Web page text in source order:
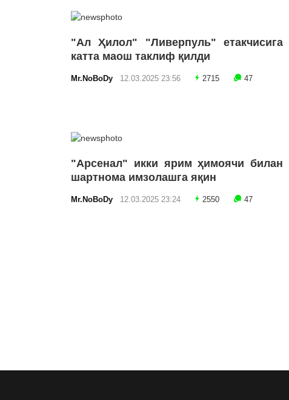
"Ал Ҳилол" "Ливерпуль" етакчисига
катта маош таклиф қилди
Mr.NoBoDy 12.03.2025 23:56 2715 47
"Арсенал" икки ярим ҳимоячи билан
шартнома имзолашга яқин
Mr.NoBoDy 12.03.2025 23:24 2550 47